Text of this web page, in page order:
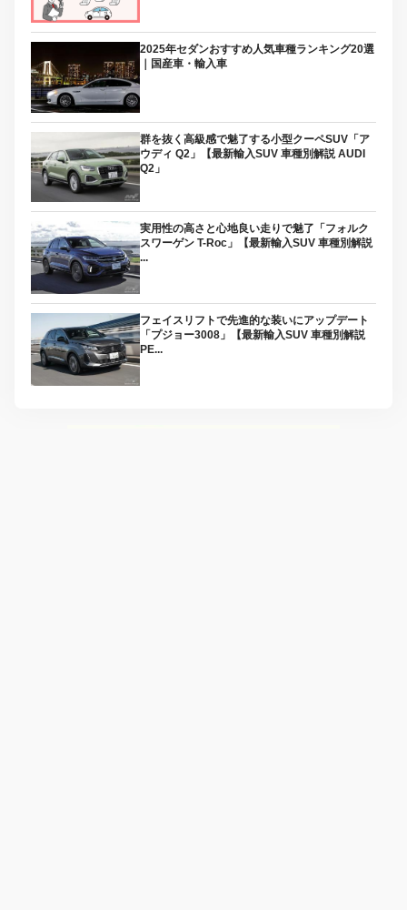
2025年セダンおすすめ人気車種ランキング20選
｜国産車・輸入車
群を抜く高級感で魅了する小型クーペSUV「ア
ウディ Q2」【最新輸入SUV 車種別解説 AUDI
Q2」
実用性の高さと心地良い走りで魅了「フォルク
スワーゲン T-Roc」【最新輸入SUV 車種別解説
...
フェイスリフトで先進的な装いにアップデート
「プジョー3008」【最新輸入SUV 車種別解説
PE...